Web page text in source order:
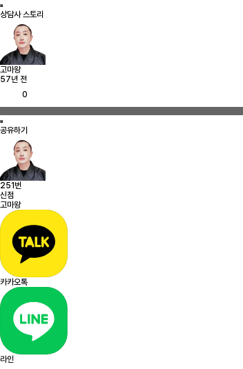
상담사 스토리
고마왕
57년 전
0
공유하기
251번
신점
고마왕
카카오톡
라인